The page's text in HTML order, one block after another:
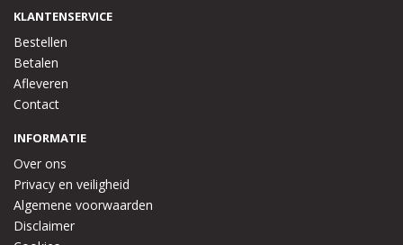
KLANTENSERVICE
Bestellen
Betalen
Afleveren
Contact
INFORMATIE
Over ons
Privacy en veiligheid
Algemene voorwaarden
Disclaimer